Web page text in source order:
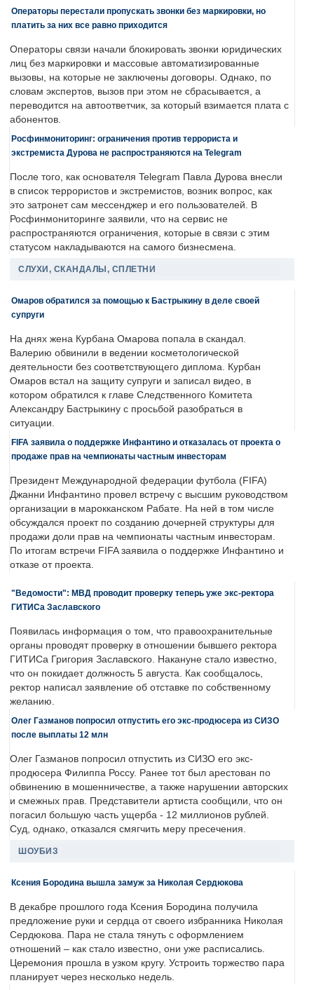
Операторы перестали пропускать звонки без маркировки, но
платить за них все равно приходится
Операторы связи начали блокировать звонки юридических
лиц без маркировки и массовые автоматизированные
вызовы, на которые не заключены договоры. Однако, по
словам экспертов, вызов при этом не сбрасывается, а
переводится на автоответчик, за который взимается плата с
абонентов.
Росфинмониторинг: ограничения против террориста и
экстремиста Дурова не распространяются на Telegram
После того, как основателя Telegram Павла Дурова внесли
в список террористов и экстремистов, возник вопрос, как
это затронет сам мессенджер и его пользователей. В
Росфинмониторинге заявили, что на сервис не
распространяются ограничения, которые в связи с этим
статусом накладываются на самого бизнесмена.
СЛУХИ, СКАНДАЛЫ, СПЛЕТНИ
Омаров обратился за помощью к Бастрыкину в деле своей
супруги
На днях жена Курбана Омарова попала в скандал.
Валерию обвинили в ведении косметологической
деятельности без соответствующего диплома. Курбан
Омаров встал на защиту супруги и записал видео, в
котором обратился к главе Следственного Комитета
Александру Бастрыкину с просьбой разобраться в
ситуации.
FIFA заявила о поддержке Инфантино и отказалась от проекта о
продаже прав на чемпионаты частным инвесторам
Президент Международной федерации футбола (FIFA)
Джанни Инфантино провел встречу с высшим руководством
организации в марокканском Рабате. На ней в том числе
обсуждался проект по созданию дочерней структуры для
продажи доли прав на чемпионаты частным инвесторам.
По итогам встречи FIFA заявила о поддержке Инфантино и
отказе от проекта.
"Ведомости": МВД проводит проверку теперь уже экс-ректора
ГИТИСа Заславского
Появилась информация о том, что правоохранительные
органы проводят проверку в отношении бывшего ректора
ГИТИСа Григория Заславского. Накануне стало известно,
что он покидает должность 5 августа. Как сообщалось,
ректор написал заявление об отставке по собственному
желанию.
Олег Газманов попросил отпустить его экс-продюсера из СИЗО
после выплаты 12 млн
Олег Газманов попросил отпустить из СИЗО его экс-
продюсера Филиппа Россу. Ранее тот был арестован по
обвинению в мошенничестве, а также нарушении авторских
и смежных прав. Представители артиста сообщили, что он
погасил большую часть ущерба - 12 миллионов рублей.
Суд, однако, отказался смягчить меру пресечения.
ШОУБИЗ
Ксения Бородина вышла замуж за Николая Сердюкова
В декабре прошлого года Ксения Бородина получила
предложение руки и сердца от своего избранника Николая
Сердюкова. Пара не стала тянуть с оформлением
отношений – как стало известно, они уже расписались.
Церемония прошла в узком кругу. Устроить торжество пара
планирует через несколько недель.